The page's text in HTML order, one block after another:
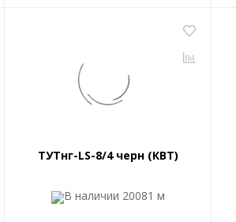
ТУТнг-LS-8/4 черн (КВТ)
В наличии 20081 м